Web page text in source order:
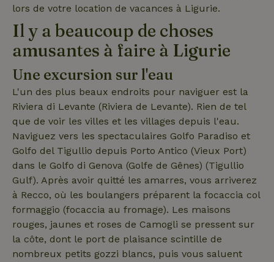
lors de votre location de vacances à Ligurie.
Il y a beaucoup de choses
amusantes à faire à Ligurie
Une excursion sur l'eau
L'un des plus beaux endroits pour naviguer est la
Riviera di Levante (Riviera de Levante). Rien de tel
que de voir les villes et les villages depuis l'eau.
Naviguez vers les spectaculaires Golfo Paradiso et
Golfo del Tigullio depuis Porto Antico (Vieux Port)
dans le Golfo di Genova (Golfe de Gênes) (Tigullio
Gulf). Après avoir quitté les amarres, vous arriverez
à Recco, où les boulangers préparent la focaccia col
formaggio (focaccia au fromage). Les maisons
rouges, jaunes et roses de Camogli se pressent sur
la côte, dont le port de plaisance scintille de
nombreux petits gozzi blancs, puis vous saluent
_nhftconstraint_search-
geo-json
www.maisonnature.fr
_nhftconstraint_search-
lowest-price
www.maisonnature.fr
_nhft_term-search www.maisonnature.fr